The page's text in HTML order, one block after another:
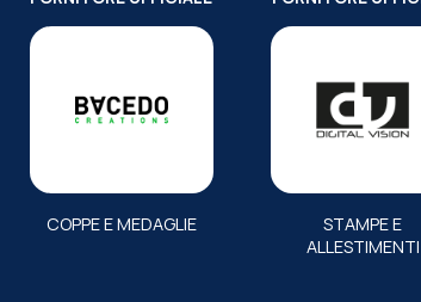
COPPE E MEDAGLIE
STAMPE E
ALLESTIMENTI